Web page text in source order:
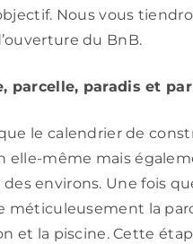
Nous vous
du BnB.
parcelle, paradis et
le calendrier de
même mais
des environs. Une fois
méticuleusement la
et la piscine. Cette